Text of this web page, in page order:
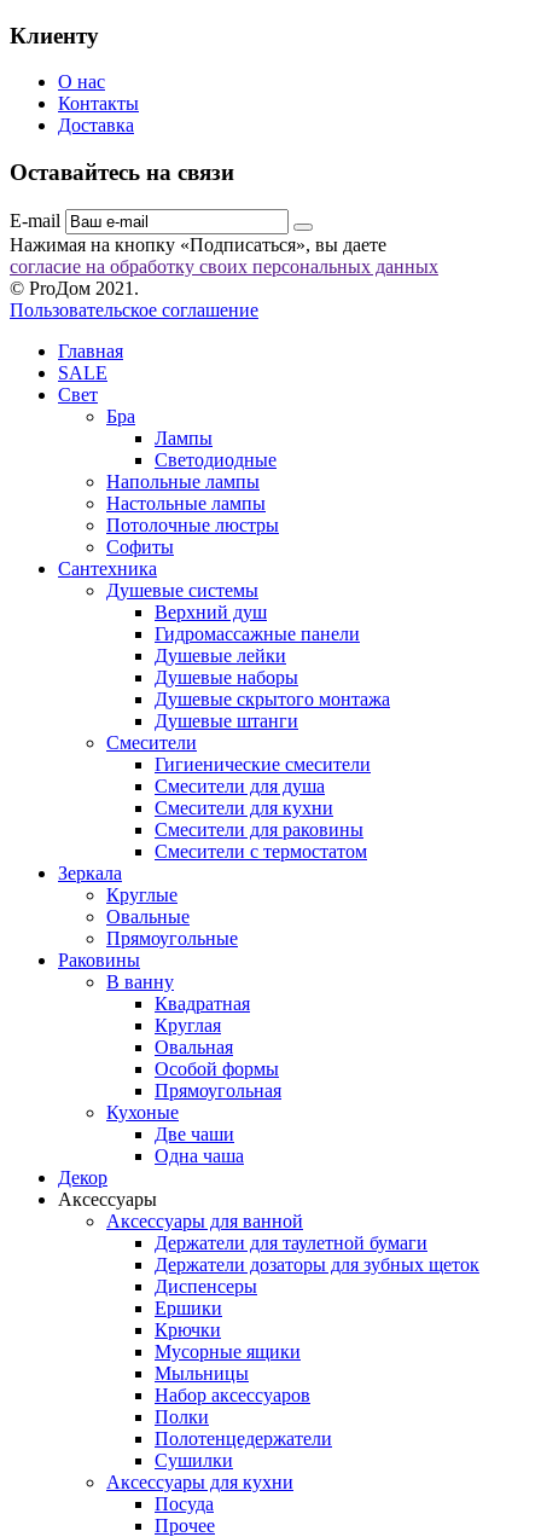
Клиенту
О нас
Контакты
Доставка
Оставайтесь на связи
E-mail
Нажимая на кнопку «Подписаться», вы даете
согласие на обработку своих персональных данных
© ProДом 2021.
Пользовательское соглашение
Главная
SALE
Свет
Бра
Лампы
Светодиодные
Напольные лампы
Настольные лампы
Потолочные люстры
Софиты
Сантехника
Душевые системы
Верхний душ
Гидромассажные панели
Душевые лейки
Душевые наборы
Душевые скрытого монтажа
Душевые штанги
Смесители
Гигиенические смесители
Смесители для душа
Смесители для кухни
Смесители для раковины
Смесители с термостатом
Зеркала
Круглые
Овальные
Прямоугольные
Раковины
В ванну
Квадратная
Круглая
Овальная
Особой формы
Прямоугольная
Кухоные
Две чаши
Одна чаша
Декор
Аксессуары
Аксессуары для ванной
Держатели для таулетной бумаги
Держатели дозаторы для зубных щеток
Диспенсеры
Ершики
Крючки
Мусорные ящики
Мыльницы
Набор аксессуаров
Полки
Полотенцедержатели
Сушилки
Аксессуары для кухни
Посуда
Прочее